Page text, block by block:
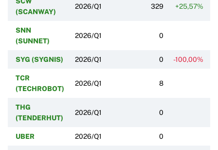
(SCANWAY)
2026/Q1 329 +25,57%
SNN
(SUNNET)
2026/Q1 0
SYG (SYGNIS) 2026/Q1 0 -100,00%
TCR
(TECHROBOT)
2026/Q1 8
THG
(TENDERHUT)
2026/Q1 0
UBER 2026/Q1 0